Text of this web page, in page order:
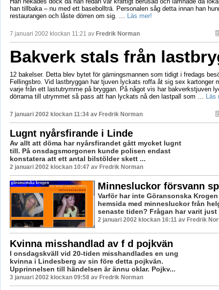
han tillbaka – nu med ett basebollträ. Personalen såg detta innan han
restaurangen och låste dörren om sig. … Läs mer!
7 januari 2002 klockan 11:21 av Fredrik Norman
Bakverk stals från
12 bakelser. Detta blev bytet för gärningsmannen som tidigt i fredags
Fellingsbro. Vid lastbryggan har tjuven lyckats roffa åt sig sex kartonger
varje från ett lastutrymme på bryggan. På något vis har bakverkstjuven
dörrarna till utrymmet så pass att han lyckats nå den lastpall som … Läs
7 januari 2002 klockan 11:34 av Fredrik Norman
Lugnt nyårsfirande i Linde
Av allt att döma har nyårsfirandet gått mycket lugnt
till. På onsdagsmorgonen kunde polisen endast
konstatera att ett antal bilstölder skett ...
2 januari 2002 klockan 10:47 av Fredrik Norman
Minnesluckor försvann
Varför har inte Göransonska
hemsida med minnesluckor från
senaste tiden? Frågan har varit
2 januari 2002 klockan 16:11 av Fredrik
Kvinna misshandlad av f d pojkvän
I onsdagskväll vid 20-tiden misshandlades en ung
kvinna i Lindesberg av sin före detta pojkvän.
Upprinnelsen till händelsen är ännu oklar. Pojkv...
3 januari 2002 klockan 09:58 av Fredrik Norman